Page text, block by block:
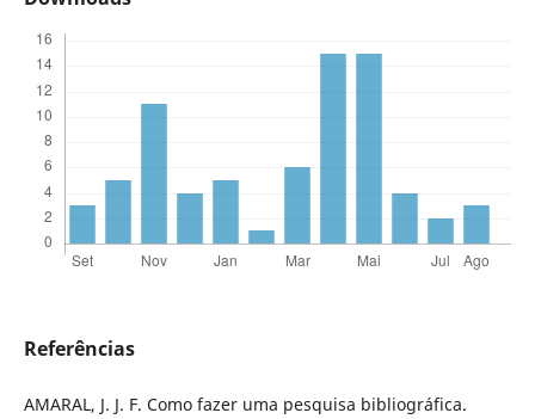
Referências
AMARAL, J. J. F. Como fazer uma pesquisa bibliográfica.